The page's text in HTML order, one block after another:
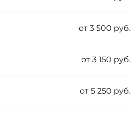
от 3 500 руб.
от 3 150 руб.
от 5 250 руб.